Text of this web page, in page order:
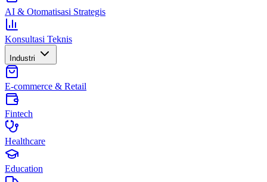
AI & Otomatisasi Strategis
Konsultasi Teknis
Industri
E-commerce & Retail
Fintech
Healthcare
Education